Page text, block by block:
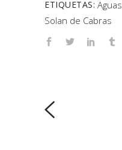
ETIQUETAS: Aguas
Solan de Cabras